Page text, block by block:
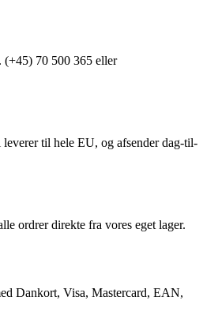
70 500 365 eller
leverer til hele EU, og afsender dag-til-
ordrer direkte fra vores eget lager.
Dankort, Visa, Mastercard, EAN,